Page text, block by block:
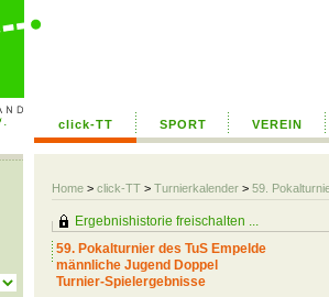
click-TT SPORT VEREIN
Home > click-TT > Turnierkalender > 59.
Ergebnishistorie freischalten ...
59. Pokalturnier des TuS Empelde
männliche Jugend Doppel
Turnier-Spielergebnisse